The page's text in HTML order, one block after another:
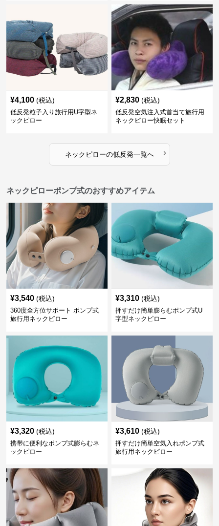
¥4,100 (税込)
低反発粒子入り旅行用U字型ネ
ックピロー
¥2,830 (税込)
低反発空気注入式首当て旅行用
ネックピロー快眠セット
ネックピローの低反発一覧へ ›
ネックピローポンプ式のおすすめアイテム
¥3,540 (税込)
360度全方位サポート ポンプ式
旅行用ネックピロー
¥3,310 (税込)
押すだけ簡単膨らむポンプ式U
字型ネックピロー
¥3,320 (税込)
携帯に便利なポンプ式膨らむネ
ックピロー
¥3,610 (税込)
押すだけ簡単空気入れポンプ式
旅行用ネックピロー